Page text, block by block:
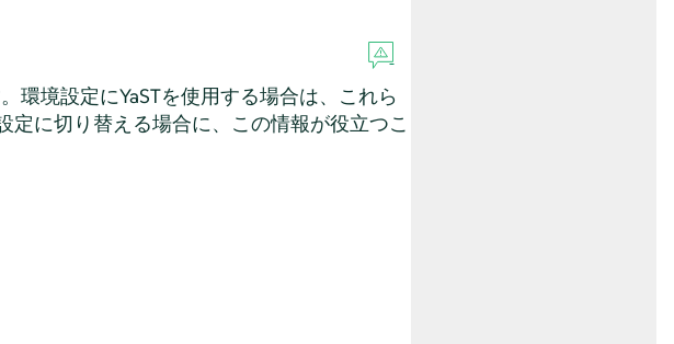
環境設定にYaSTを使用する場合は、これら
に切り替える場合に、この情報が役立つこ